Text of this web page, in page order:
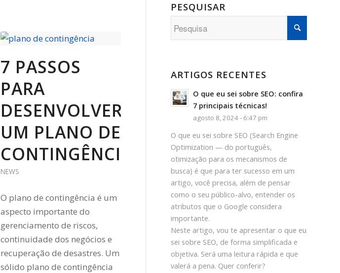
7 PASSOS
PARA
DESENVOLVER
UM PLANO DE
CONTINGÊNCIA
NEWS
O plano de contingência é um
aspecto importante do
gerenciamento de riscos,
continuidade dos negócios e
recuperação de desastres. Um
sólido plano de contingência
PESQUISAR
ARTIGOS RECENTES
O que eu sei sobre SEO: confira
7 principais técnicas!
agosto 8, 2024 - 6:47 pm
O que eu sei sobre SEO (Search Engine
Optimization — do português,
otimização para os mecanismos de
busca) é que para ter sucesso em um
artigo, você precisa, além de pensar
como o seu público-alvo, entender os
atributos que o Google considera
importante.
Neste artigo, vou te apresentar o que eu
sei sobre SEO, de forma simplificada e
objetiva. Será uma leitura rápida e que
valerá a pena. Quer conferir?